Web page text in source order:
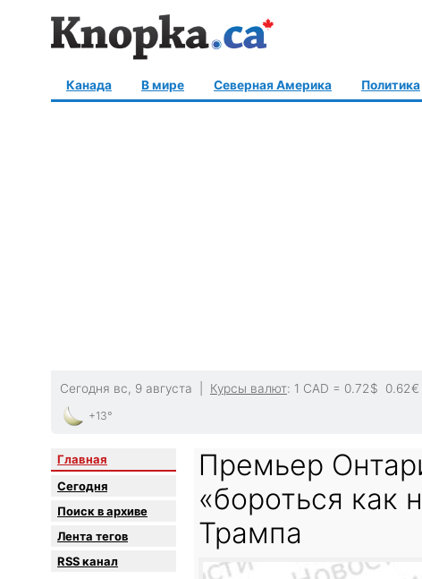
Канада В мире Северная Америка Политика
Сегодня вс, 9 августа | Курсы валют: 1 CAD = 0.72$ 0.62€
+13°
Главная
Сегодня
Поиск в архиве
Лента тегов
RSS канал
Премьер
«бороться как
Трампа